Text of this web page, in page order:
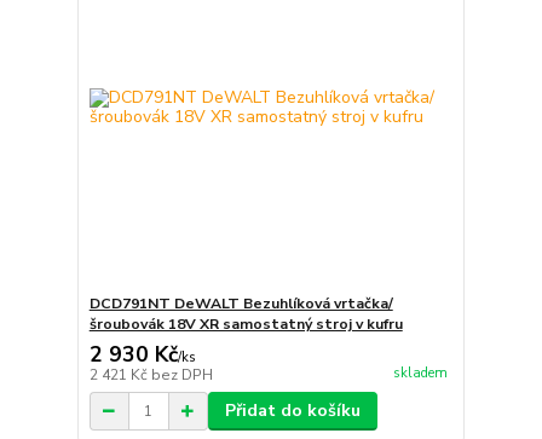
DCD791NT DeWALT Bezuhlíková vrtačka/
šroubovák 18V XR samostatný stroj v kufru
2 930 Kč/ks
2 421 Kč bez DPH skladem
Přidat do košíku